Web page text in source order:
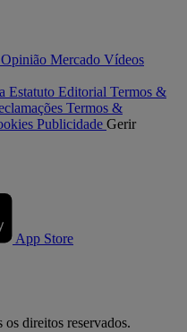
Opinião Mercado Vídeos
Estatuto Editorial Termos &
Termos &
Publicidade Gerir
App Store
direitos reservados.